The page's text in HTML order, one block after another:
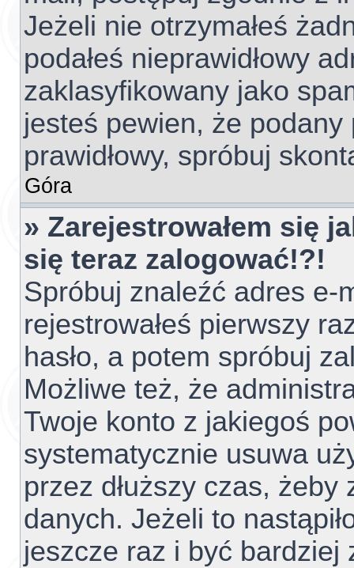
Jeżeli nie otrzymałeś
podałeś nieprawidłowy
zaklasyfikowany jako
jesteś pewien, że
prawidłowy, spróbuj
Góra
» Zarejestrowałem się
się teraz zalogować!?!
Spróbuj znaleźć adres e-
rejestrowałeś pierwszy
hasło, a potem spróbuj
Możliwe też, że
Twoje konto z jakiegoś
systematycznie usuwa
przez dłuższy czas,
danych. Jeżeli to
jeszcze raz i być